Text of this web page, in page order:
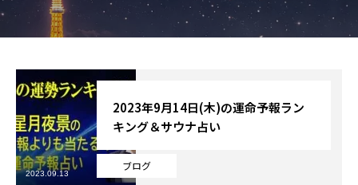
秘伝公開！吉凶カレンダー
記事カテゴリー
ブログ
お知らせ
ブログ
2023年9月14日(木)の運命予報ラン
キング＆サウナ占い
2023.09.13